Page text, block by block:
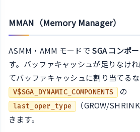
MMAN（Memory Manager）
ASMM・AMM モードで SGA コンポ
す。バッファキャッシュが足りなけ
てバッファキャッシュに割り当てる
V$SGA_DYNAMIC_COMPONENTS の
last_oper_type
（GROW/
きます。